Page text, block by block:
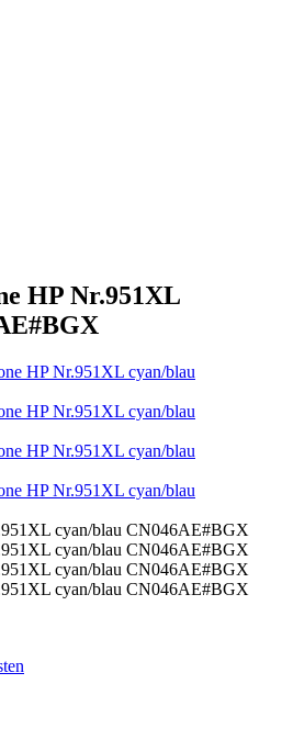
HP Nr.951XL